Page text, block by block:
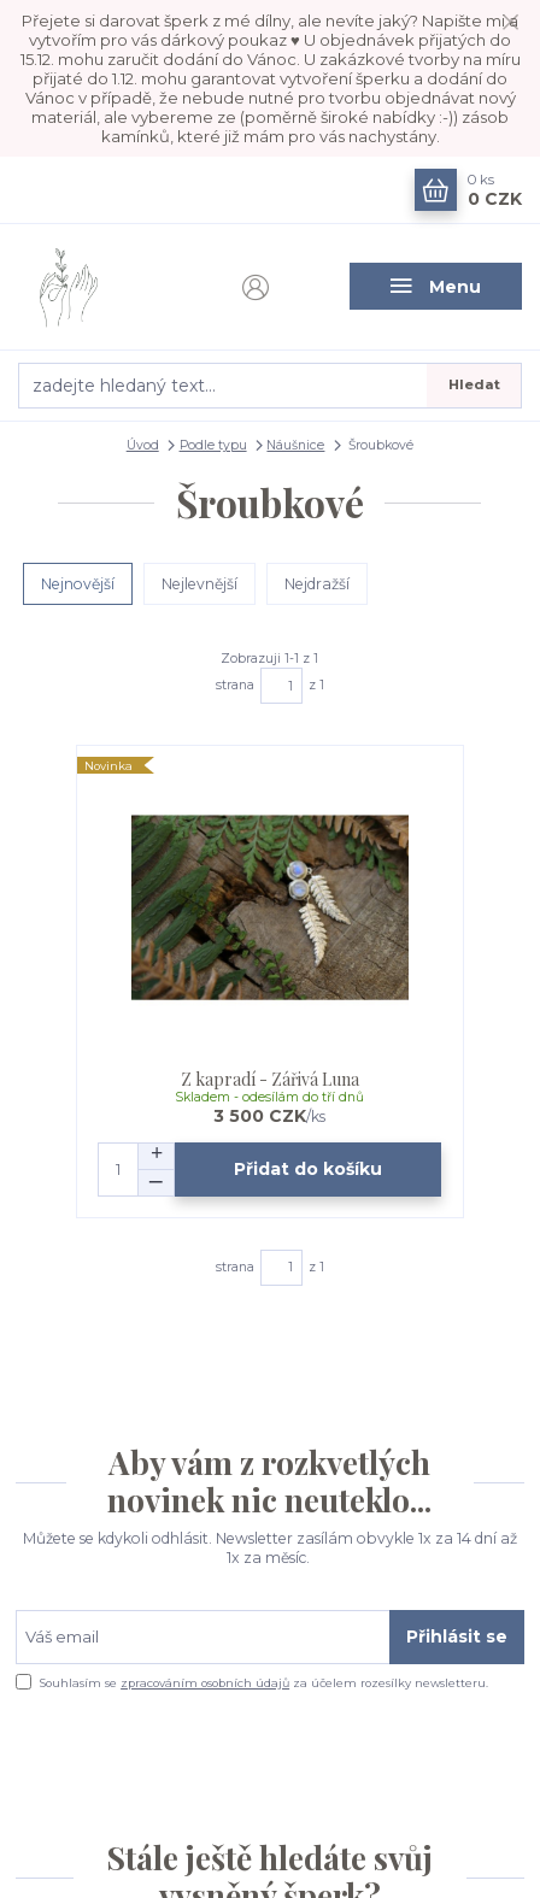
Přejete si darovat šperk z mé dílny, ale nevíte jaký? Napište mi a
vytvořím pro vás dárkový poukaz ♥ U objednávek přijatých do
15.12. mohu zaručit dodání do Vánoc. U zakázkové tvorby na míru
přijaté do 1.12. mohu garantovat vytvoření šperku a dodání do
Vánoc v případě, že nebude nutné pro tvorbu objednávat nový
materiál, ale vybereme ze (poměrně široké nabídky :-)) zásob
kamínků, které již mám pro vás nachystány.
Menu
Hledat
0 ks
0 CZK
Úvod Podle typu Náušnice Šroubkové
Šroubkové
Nejnovější Nejlevnější Nejdražší
Zobrazuji 1-1 z 1
strana
z 1
Novinka
Z kapradí - Zářivá Luna
3 500 CZK/ks
Skladem - odesílám do tří dnů
Přidat do košíku
strana z 1
Aby vám z rozkvetlých
novinek nic neuteklo...
Můžete se kdykoli odhlásit. Newsletter zasílám obvykle 1x za 14 dní až
1x za měsíc.
Přihlásit se
Souhlasím se zpracováním osobních údajů za účelem rozesílky newsletteru.
Stále ještě hledáte svůj